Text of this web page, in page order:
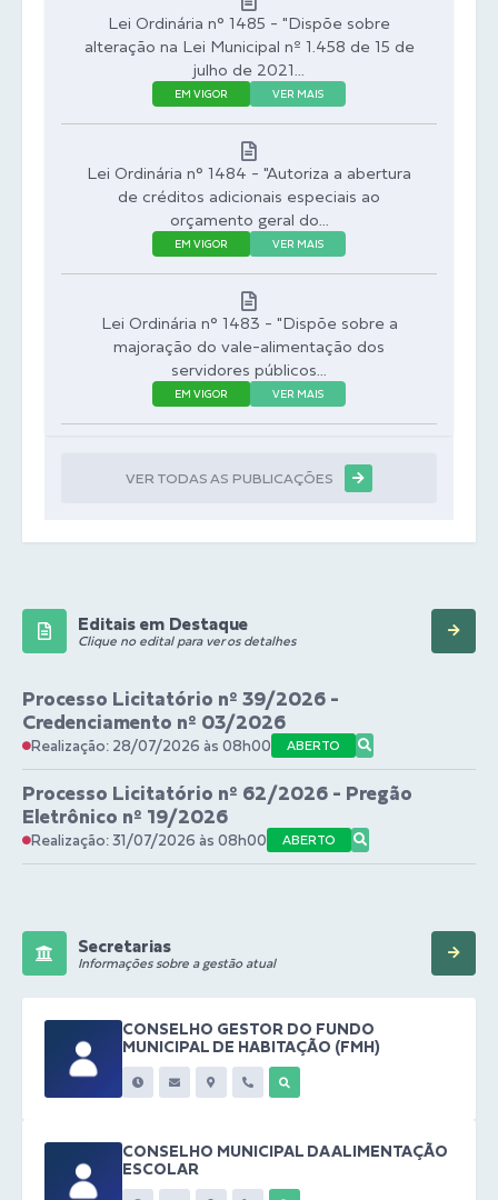
Lei Ordinária n° 1485 - "Dispõe sobre
alteração na Lei Municipal nº 1.458 de 15 de
julho de 2021...
EM VIGOR VER MAIS
Lei Ordinária n° 1484 - "Autoriza a abertura
de créditos adicionais especiais ao
orçamento geral do...
EM VIGOR VER MAIS
Lei Ordinária n° 1483 - "Dispõe sobre a
majoração do vale-alimentação dos
servidores públicos...
EM VIGOR VER MAIS
VER TODAS AS PUBLICAÇÕES
Editais em Destaque
Clique no edital para ver os detalhes
Processo Licitatório nº 39/2026 -
Credenciamento nº 03/2026
Realização: 28/07/2026 às 08h00 ABERTO
Processo Licitatório nº 62/2026 - Pregão
Eletrônico nº 19/2026
Realização: 31/07/2026 às 08h00 ABERTO
Secretarias
Informações sobre a gestão atual
CONSELHO GESTOR DO FUNDO
MUNICIPAL DE HABITAÇÃO (FMH)
CONSELHO MUNICIPAL DA ALIMENTAÇÃO
ESCOLAR